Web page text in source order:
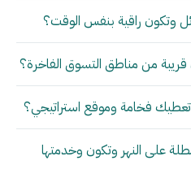
وتكون راقية بنفس الوقت؟
من مناطق التسوق الفاخرة؟
فخامة وموقع استراتيجي؟
على النهر وتكون وخدمتها